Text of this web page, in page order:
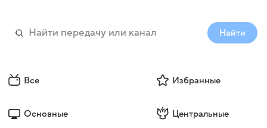
Найти
Все Избранные
Основные Центральные